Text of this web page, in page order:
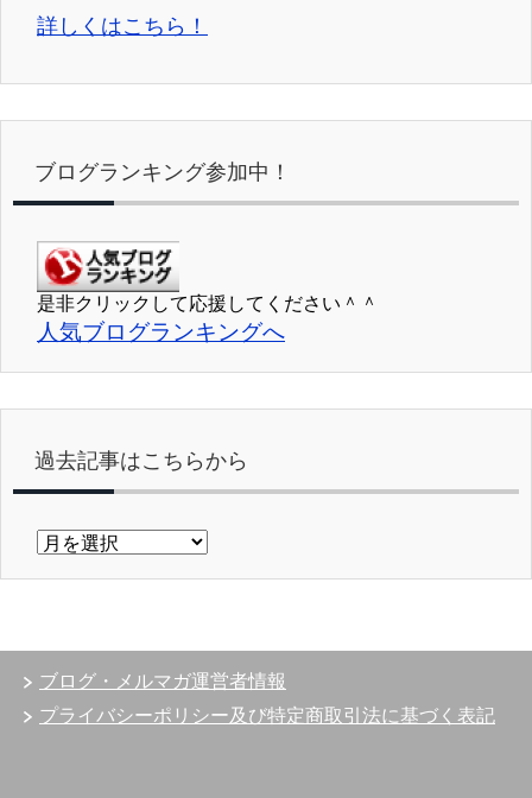
詳しくはこちら！
ブログランキング参加中！
是非クリックして応援してください＾＾
人気ブログランキングへ
過去記事はこちらから
過
ち
ら
ブログ・メルマガ運営者情報
プライバシーポリシー及び特定商取引法に基づく表記